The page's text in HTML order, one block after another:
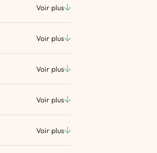
Voir plus
Voir plus
Voir plus
Voir plus
Voir plus